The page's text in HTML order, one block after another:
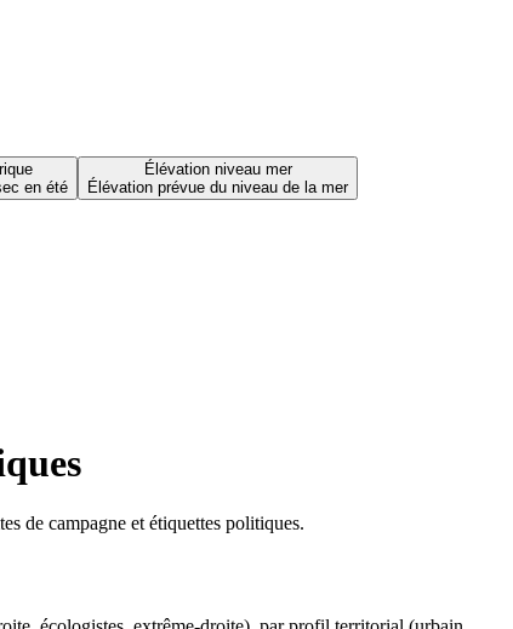
en été
Élévation niveau mer
Élévation prévue du niveau de la mer
de campagne et étiquettes politiques.